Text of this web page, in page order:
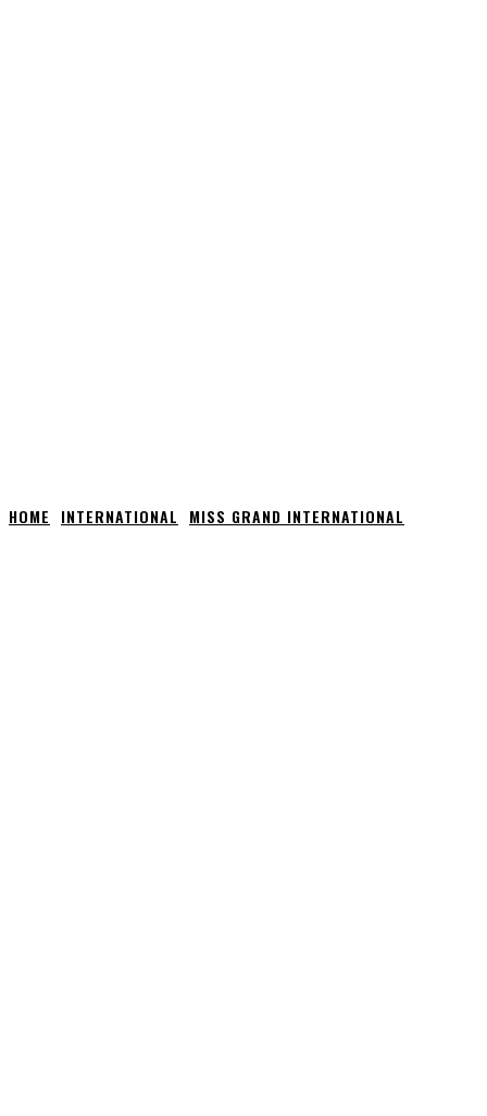
HOME INTERNATIONAL MISS GRAND INTERNATIONAL